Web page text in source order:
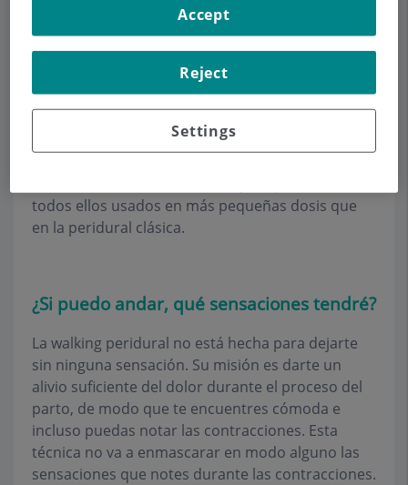
¿Cuál es la diferencia entre la walking
peridural y la peridural clásica?
Las diferencias radican en la técnica y también en
la medicación usada. La walking peridural es una
combinación de la anestesia espinal y la
peridural. En cuanto a los medicamentos, a los
todos ellos usados en más pequeñas dosis que
en la peridural clásica.
¿Si puedo andar, qué sensaciones tendré?
La walking peridural no está hecha para dejarte
sin ninguna sensación. Su misión es darte un
alivio suficiente del dolor durante el proceso del
parto, de modo que te encuentres cómoda e
incluso puedas notar las contracciones. Esta
técnica no va a enmascarar en modo alguno las
sensaciones que notes durante las contracciones.
Settings
Reject
Accept